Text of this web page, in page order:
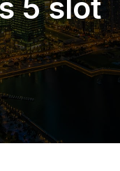
5 slot